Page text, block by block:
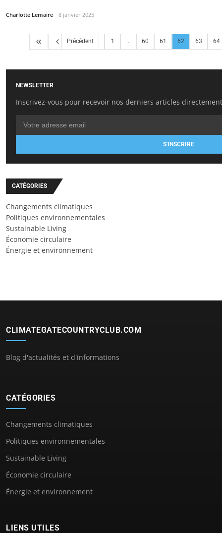
Charlotte Lemaire 8 janvier 2025
Précédent 1 ... 60 61 62 63 64
NEWSLETTER
Inscrivez-vous pour recevoir nos derniers articles
S'INSCRIRE
CATÉGORIES
Changements climatiques
Politiques environnementales
Sustainable Living
Économie circulaire
Énergie et environnement
CLIMATEGATECOUNTRYCLUB.COM
Blog d'actualités et d'informations
CATÉGORIES
Changements climatiques
Politiques environnementales
Sustainable Living
Économie circulaire
Énergie et environnement
LIENS UTILES